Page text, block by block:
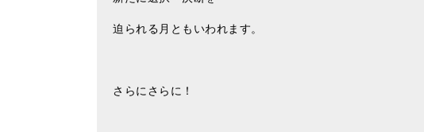
迫られる月ともいわれます。
さらにさらに！